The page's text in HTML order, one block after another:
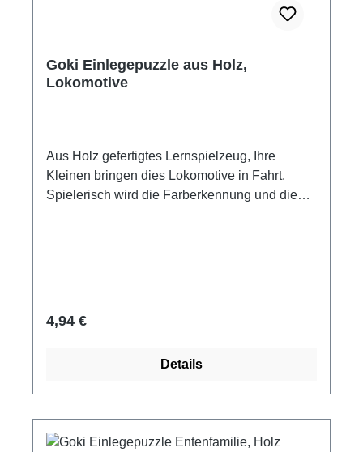
Goki Einlegepuzzle aus Holz,
Lokomotive
Aus Holz gefertigtes Lernspielzeug, Ihre
Kleinen bringen dies Lokomotive in Fahrt.
Spielerisch wird die Farberkennung und die
Regulärer Preis:
4,94 €
Details